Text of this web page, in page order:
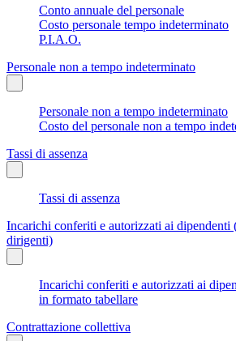
Conto annuale del personale
Costo personale tempo indeterminato
P.I.A.O.
Personale non a tempo indeterminato
Personale non a tempo indeterminato
Costo del personale non a tempo
Tassi di assenza
Tassi di assenza
Incarichi conferiti e autorizzati ai dipendenti
dirigenti)
Incarichi conferiti e autorizzati ai
in formato tabellare
Contrattazione collettiva